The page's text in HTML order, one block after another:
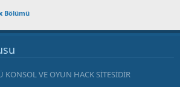
Bölümü
KONSOL VE OYUN HACK SİTESİDİR